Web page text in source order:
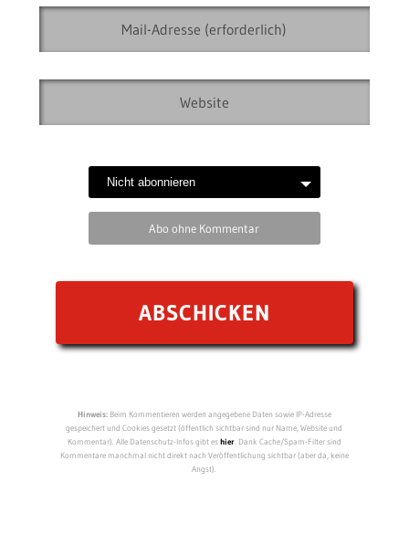
Abo ohne Kommentar
Hinweis:Beim Kommentieren werden angegebene Daten sowie IP-Adresse
gespeichert und Cookies gesetzt (öffentlich sichtbar sind nur Name, Website und
Kommentar). Alle Datenschutz-Infos gibt eshier. Dank Cache/Spam-Filter sind
Kommentare manchmal nicht direkt nach Veröffentlichung sichtbar (aber da, keine
Angst).